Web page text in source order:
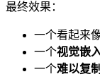
最终效果：
一个看起来
一个视觉嵌
一个难以复